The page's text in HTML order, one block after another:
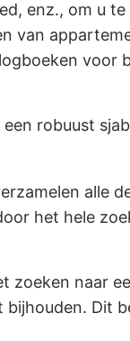
enz., om u
van
voor
robuust
alle
het hele
zoeken naar
Dit